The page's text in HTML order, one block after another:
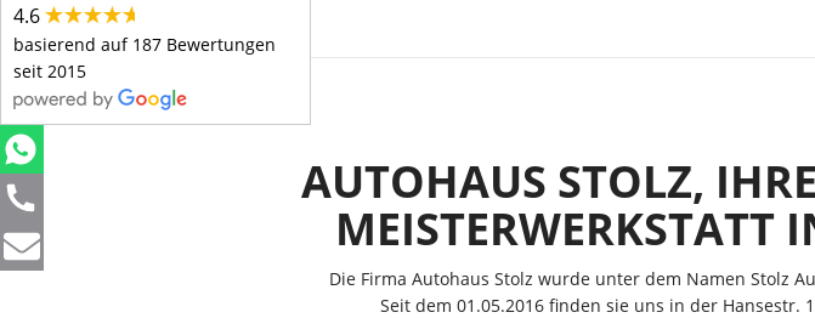
AUTOHAUS STOLZ,
MEISTERWERKSTATT
Die Firma Autohaus Stolz wurde unter dem Namen Stolz
Seit dem 01.05.2016 finden sie uns in der
4.6
basierend auf 187 Bewertungen
seit 2015